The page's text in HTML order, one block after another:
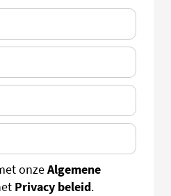
onzeAlgemene
Privacy beleid.